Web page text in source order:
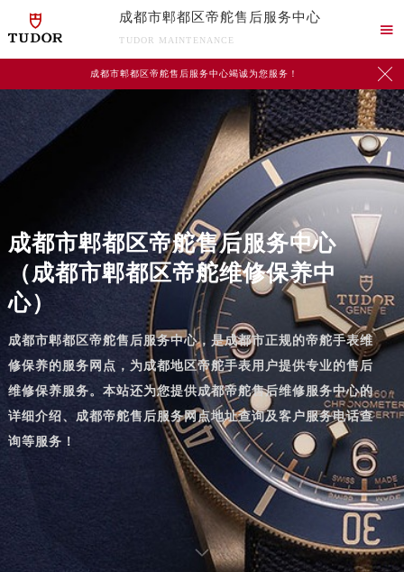
成都市郫都区帝舵售后服务中心
TUDOR MAINTENANCE

成都市郫都区帝舵售后服务中心竭诚为您服务！ 
成都市郫都区帝舵售后服务中心
（成都市郫都区帝舵维修保养中
心）
成都市郫都区帝舵售后服务中心，是成都市正规的帝舵手表维
修保养的服务网点，为成都地区帝舵手表用户提供专业的售后
维修保养服务。本站还为您提供成都帝舵售后维修服务中心的
详细介绍、成都帝舵售后服务网点地址查询及客户服务电话查
询等服务！